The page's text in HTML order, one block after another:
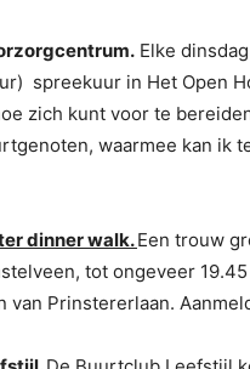
Elke
spreekuur in Het Open
zich kunt voor te
waarmee kan ik
dinner walk.Een trouw
tot ongeveer
van Prinstererlaan.